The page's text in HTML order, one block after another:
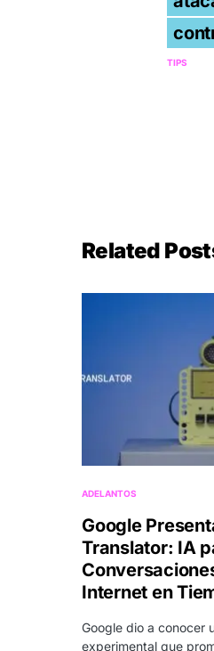
TIPS
Related
ADELANTOS
Google
Translator: IA
Internet en
Google dio a conocer
experimental que